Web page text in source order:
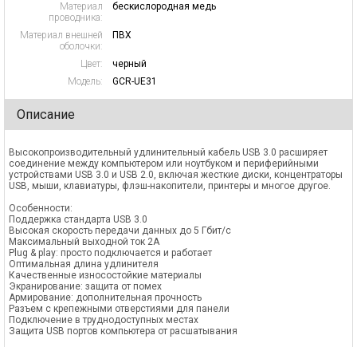
Материал
проводника:
бескислородная медь
Материал внешней
оболочки:
ПВХ
Цвет:
черный
Модель:
GCR-UE31
Описание
Высокопроизводительный удлинительный кабель USB 3.0 расширяет
соединение между компьютером или ноутбуком и периферийными
устройствами USB 3.0 и USB 2.0, включая жесткие диски, концентраторы
USB, мыши, клавиатуры, флэш-накопители, принтеры и многое другое.
Особенности:
Поддержка стандарта USB 3.0
Высокая скорость передачи данных до 5 Гбит/с
Максимальный выходной ток 2A
Plug & play: просто подключается и работает
Оптимальная длина удлинителя
Качественные износостойкие материалы
Экранирование: защита от помех
Армирование: дополнительная прочность
Разъем с крепежными отверстиями для панели
Подключение в труднодоступных местах
Защита USB портов компьютера от расшатывания